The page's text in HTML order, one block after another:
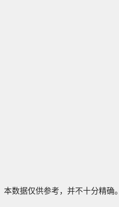
本数据仅供参考，并不十分精确。